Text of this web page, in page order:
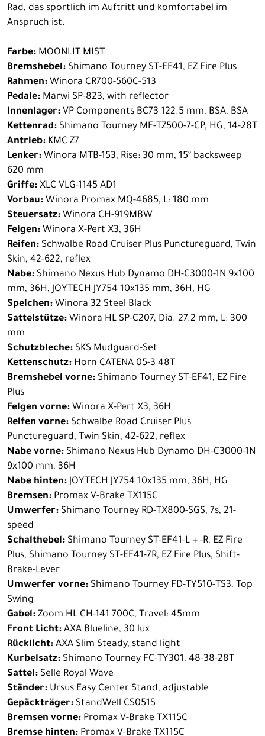
Rad, das sportlich im Auftritt und komfortabel im
Anspruch ist.
Farbe: MOONLIT MIST
Bremshebel: Shimano Tourney ST-EF41, EZ Fire Plus
Rahmen: Winora CR700-560C-513
Pedale: Marwi SP-823, with reflector
Innenlager: VP Components BC73 122.5 mm, BSA, BSA
Kettenrad: Shimano Tourney MF-TZ500-7-CP, HG, 14-28T
Antrieb: KMC Z7
Lenker: Winora MTB-153, Rise: 30 mm, 15° backsweep
620 mm
Griffe: XLC VLG-1145 AD1
Vorbau: Winora Promax MQ-4685, L: 180 mm
Steuersatz: Winora CH-919MBW
Felgen: Winora X-Pert X3, 36H
Reifen: Schwalbe Road Cruiser Plus Punctureguard, Twin
Skin, 42-622, reflex
Nabe: Shimano Nexus Hub Dynamo DH-C3000-1N 9x100
mm, 36H, JOYTECH JY754 10x135 mm, 36H, HG
Speichen: Winora 32 Steel Black
Sattelstütze: Winora HL SP-C207, Dia. 27.2 mm, L: 300
mm
Schutzbleche: SKS Mudguard-Set
Kettenschutz: Horn CATENA 05-3 48T
Bremshebel vorne: Shimano Tourney ST-EF41, EZ Fire
Plus
Felgen vorne: Winora X-Pert X3, 36H
Reifen vorne: Schwalbe Road Cruiser Plus
Punctureguard, Twin Skin, 42-622, reflex
Nabe vorne: Shimano Nexus Hub Dynamo DH-C3000-1N
9x100 mm, 36H
Nabe hinten:JOYTECH JY754 10x135 mm, 36H, HG
Bremsen: Promax V-Brake TX115C
Umwerfer: Shimano Tourney RD-TX800-SGS, 7s, 21-
speed
Schalthebel: Shimano Tourney ST-EF41-L + -R, EZ Fire
Plus, Shimano Tourney ST-EF41-7R, EZ Fire Plus, Shift-
Brake-Lever
Umwerfer vorne: Shimano Tourney FD-TY510-TS3, Top
Swing
Gabel: Zoom HL CH-141 700C, Travel: 45mm
Front Licht: AXA Blueline, 30 lux
Rücklicht: AXA Slim Steady, stand light
Kurbelsatz: Shimano Tourney FC-TY301, 48-38-28T
Sattel: Selle Royal Wave
Ständer: Ursus Easy Center Stand, adjustable
Gepäckträger: StandWell CS051S
Bremsen vorne: Promax V-Brake TX115C
Bremse hinten: Promax V-Brake TX115C